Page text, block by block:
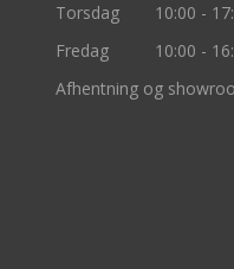
Torsdag
10:00 -
Fredag
10:00 -
Afhentning og